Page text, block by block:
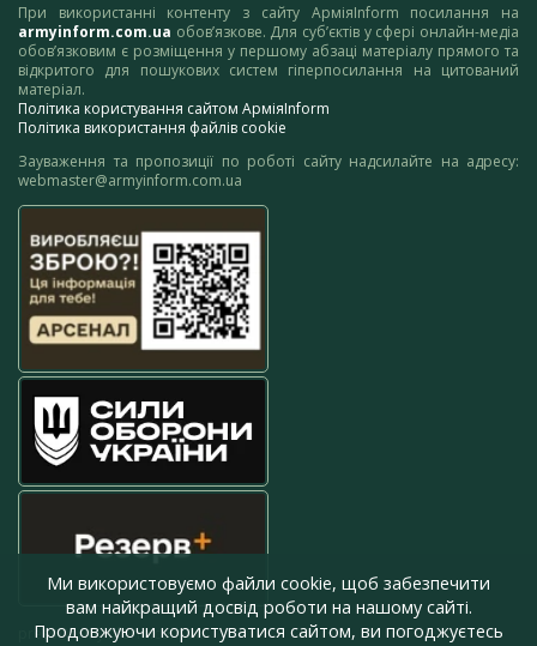
При використанні контенту з сайту АрміяInform посилання на
armyinform.com.ua обов’язкове. Для суб’єктів у сфері онлайн-медіа
обов’язковим є розміщення у першому абзаці матеріалу прямого та
відкритого для пошукових систем гіперпосилання на цитований
матеріал.
Політика користування сайтом АрміяInform
Політика використання файлів cookie
Зауваження та пропозиції по роботі сайту надсилайте на адресу:
webmaster@armyinform.com.ua
press@armyinform.com.ua
Ми використовуємо файли cookie, щоб забезпечити
вам найкращий досвід роботи на нашому сайті.
Продовжуючи користуватися сайтом, ви погоджуєтесь